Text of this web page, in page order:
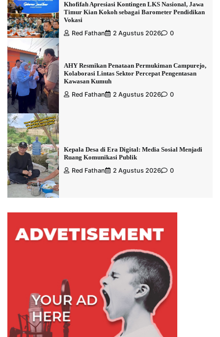
Khofifah Apresiasi Kontingen LKS Nasional, Jawa
Timur Kian Kokoh sebagai Barometer Pendidikan
Vokasi
Red Fathan
2 Agustus 2026 0
AHY Resmikan Penataan Permukiman Campurejo,
Kolaborasi Lintas Sektor Percepat Pengentasan
Kawasan Kumuh
Red Fathan
2 Agustus 2026 0
Kepala Desa di Era Digital: Media Sosial Menjadi
Ruang Komunikasi Publik
Red Fathan
2 Agustus 2026 0